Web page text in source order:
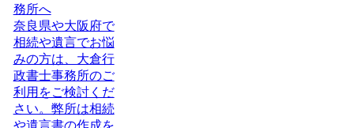
務所へ
奈良県や大阪府で
相続や遺言でお悩
みの方は、大倉行
政書士事務所のご
利用をご検討くだ
さい。弊所は相続
や遺言書の作成を